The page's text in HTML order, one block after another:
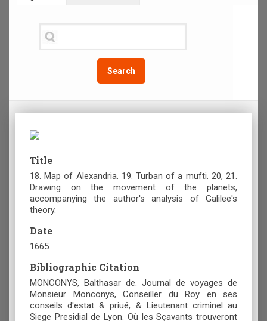
Search
Title
18. Map of Alexandria. 19. Turban of a mufti. 20, 21.
Drawing on the movement of the planets,
accompanying the author's analysis of Galilee's
theory.
Date
1665
Bibliographic Citation
MONCONYS, Balthasar de. Journal de voyages de
Monsieur Monconys, Conseiller du Roy en ses
conseils d'estat & priué, & Lieutenant criminel au
Siege Presidial de Lyon. Où les Sçavants trouveront